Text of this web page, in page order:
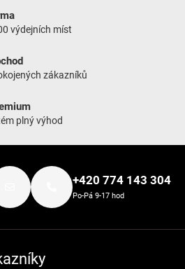
výdejních míst
zákazníků
plný výhod
+420 774 143 304
Po-Pá 9-17 hod